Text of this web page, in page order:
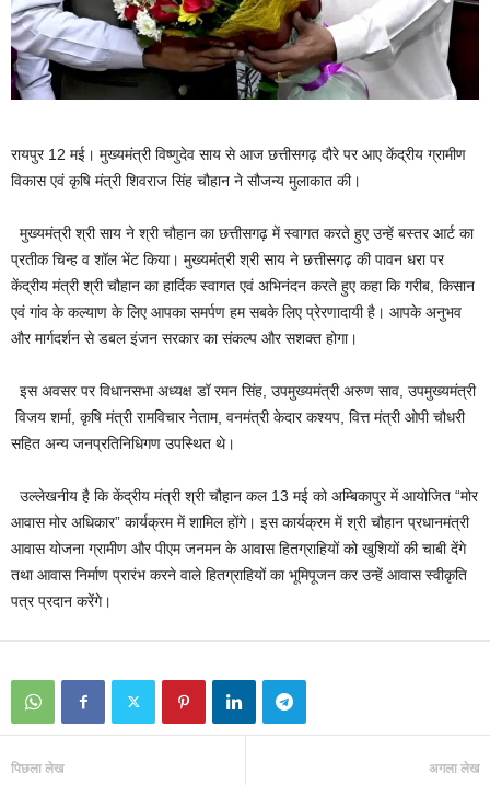
रायपुर 12 मई। मुख्यमंत्री विष्णुदेव साय से आज छत्तीसगढ़ दौरे पर आए केंद्रीय ग्रामीण
विकास एवं कृषि मंत्री शिवराज सिंह चौहान ने सौजन्य मुलाकात की।
मुख्यमंत्री श्री साय ने श्री चौहान का छत्तीसगढ़ में स्वागत करते हुए उन्हें बस्तर आर्ट का
प्रतीक चिन्ह व शॉल भेंट किया। मुख्यमंत्री श्री साय ने छत्तीसगढ़ की पावन धरा पर
केंद्रीय मंत्री श्री चौहान का हार्दिक स्वागत एवं अभिनंदन करते हुए कहा कि गरीब, किसान
एवं गांव के कल्याण के लिए आपका समर्पण हम सबके लिए प्रेरणादायी है। आपके अनुभव
और मार्गदर्शन से डबल इंजन सरकार का संकल्प और सशक्त होगा।
इस अवसर पर विधानसभा अध्यक्ष डॉ रमन सिंह, उपमुख्यमंत्री अरुण साव, उपमुख्यमंत्री
विजय शर्मा, कृषि मंत्री रामविचार नेताम, वनमंत्री केदार कश्यप, वित्त मंत्री ओपी चौधरी
सहित अन्य जनप्रतिनिधिगण उपस्थित थे।
उल्लेखनीय है कि केंद्रीय मंत्री श्री चौहान कल 13 मई को अम्बिकापुर में आयोजित “मोर
आवास मोर अधिकार” कार्यक्रम में शामिल होंगे। इस कार्यक्रम में श्री चौहान प्रधानमंत्री
आवास योजना ग्रामीण और पीएम जनमन के आवास हितग्राहियों को खुशियों की चाबी देंगे
तथा आवास निर्माण प्रारंभ करने वाले हितग्राहियों का भूमिपूजन कर उन्हें आवास स्वीकृति
पत्र प्रदान करेंगे।
पिछला लेख अगला लेख